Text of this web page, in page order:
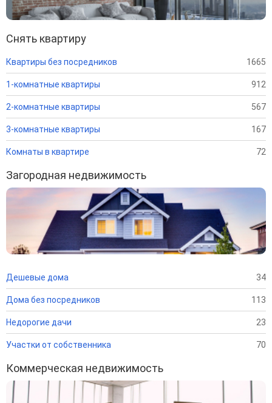
Снять квартиру
Квартиры без посредников 1665
1-комнатные квартиры 912
2-комнатные квартиры 567
3-комнатные квартиры 167
Комнаты в квартире 72
Загородная недвижимость
Дешевые дома 34
Дома без посредников 113
Недорогие дачи 23
Участки от собственника 70
Коммерческая недвижимость